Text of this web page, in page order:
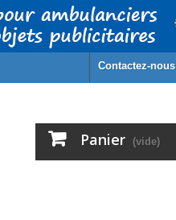
Contactez-nous
Panier (vide)